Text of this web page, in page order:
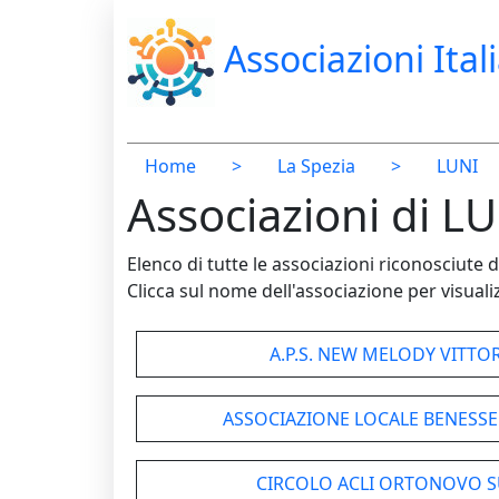
Associazioni
Home > La Spezia > LUNI
Associazioni di
Elenco di tutte le associazioni riconosciute
Clicca sul nome dell'associazione per
A.P.S. NEW MELODY
ASSOCIAZIONE LOCALE
CIRCOLO ACLI ORTONOVO